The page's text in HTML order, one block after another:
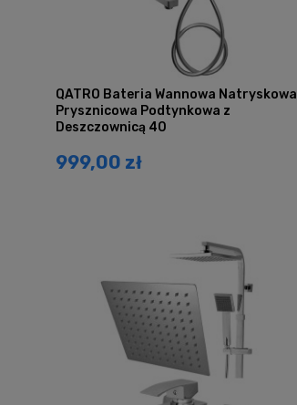
QATRO Bateria Wannowa Natryskowa
Prysznicowa Podtynkowa z
Deszczownicą 40
999,00 zł